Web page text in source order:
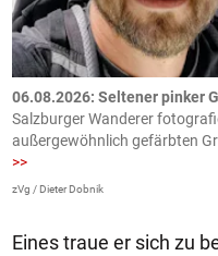
06.08.2026: Seltener pinker
Salzburger Wanderer
außergewöhnlich gefärbten
>>
zVg / Dieter Dobnik
Eines traue er sich zu